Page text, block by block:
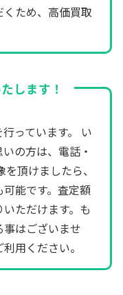
ため、高価買取
します！
っています。 い
の方は、電話・
頂けましたら、
能です。査定額
ただけます。も
はございませ
用ください。